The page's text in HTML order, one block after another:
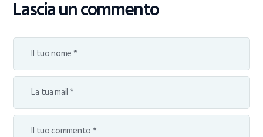
Lascia un commento